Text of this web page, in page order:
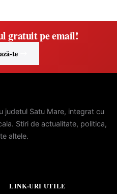
gratuit pe email!
te
judetul Satu Mare, integrat cu
Stiri de actualitate, politica,
altele.
LINK-URI UTILE